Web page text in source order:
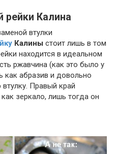
рейки Калина
втулки
Калины стоит лишь в том
находится в идеальном
ржавчина (как это было у
как абразив и довольно
Правый край
зеркало, лишь тогда он